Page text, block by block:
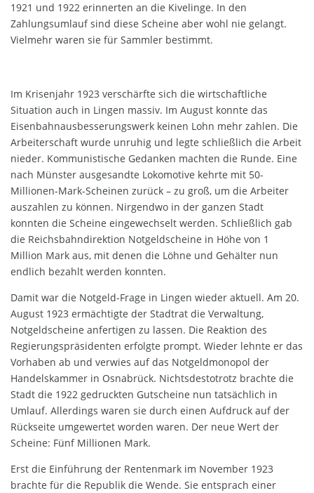
1921 und 1922 erinnerten an die Kivelinge. In den
Zahlungsumlauf sind diese Scheine aber wohl nie gelangt.
Vielmehr waren sie für Sammler bestimmt.
Im Krisenjahr 1923 verschärfte sich die wirtschaftliche
Situation auch in Lingen massiv. Im August konnte das
Eisenbahnausbesserungswerk keinen Lohn mehr zahlen. Die
Arbeiterschaft wurde unruhig und legte schließlich die Arbeit
nieder. Kommunistische Gedanken machten die Runde. Eine
nach Münster ausgesandte Lokomotive kehrte mit 50-
Millionen-Mark-Scheinen zurück – zu groß, um die Arbeiter
auszahlen zu können. Nirgendwo in der ganzen Stadt
konnten die Scheine eingewechselt werden. Schließlich gab
die Reichsbahndirektion Notgeldscheine in Höhe von 1
Million Mark aus, mit denen die Löhne und Gehälter nun
endlich bezahlt werden konnten.
Damit war die Notgeld-Frage in Lingen wieder aktuell. Am 20.
August 1923 ermächtigte der Stadtrat die Verwaltung,
Notgeldscheine anfertigen zu lassen. Die Reaktion des
Regierungspräsidenten erfolgte prompt. Wieder lehnte er das
Vorhaben ab und verwies auf das Notgeldmonopol der
Handelskammer in Osnabrück. Nichtsdestotrotz brachte die
Stadt die 1922 gedruckten Gutscheine nun tatsächlich in
Umlauf. Allerdings waren sie durch einen Aufdruck auf der
Rückseite umgewertet worden waren. Der neue Wert der
Scheine: Fünf Millionen Mark.
Erst die Einführung der Rentenmark im November 1923
brachte für die Republik die Wende. Sie entsprach einer